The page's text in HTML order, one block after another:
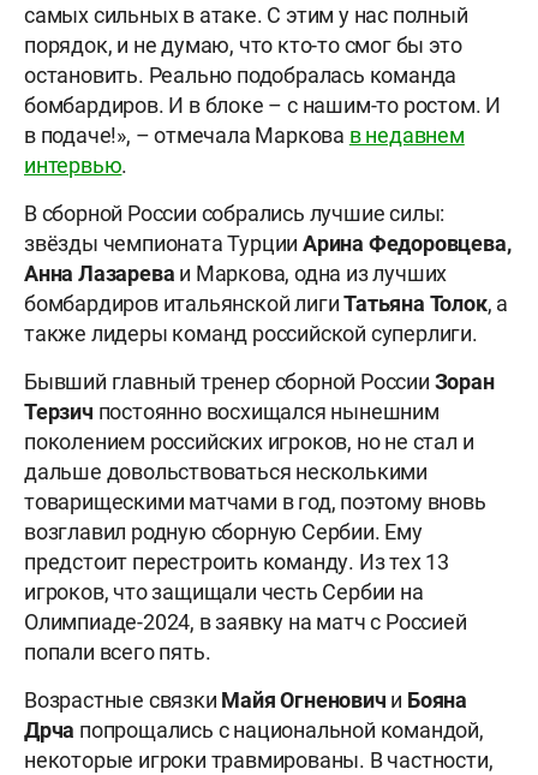
самых сильных в атаке. С этим у нас полный
порядок, и не думаю, что кто-то смог бы это
остановить. Реально подобралась команда
бомбардиров. И в блоке – с нашим-то ростом. И
в подаче!», – отмечала Маркова в недавнем
интервью.
В сборной России собрались лучшие силы:
звёзды чемпионата ТурцииАрина Федоровцева,
Анна Лазарева и Маркова, одна из лучших
бомбардиров итальянской лигиТатьяна Толок, а
также лидеры команд российской суперлиги.
Бывший главный тренер сборной России Зоран
Терзич постоянно восхищался нынешним
поколением российских игроков, но не стал и
дальше довольствоваться несколькими
товарищескими матчами в год, поэтому вновь
возглавил родную сборную Сербии. Ему
предстоит перестроить команду. Из тех 13
игроков, что защищали честь Сербии на
Олимпиаде-2024, в заявку на матч с Россией
попали всего пять.
Возрастные связки Майя Огненович и Бояна
Дрча попрощались с национальной командой,
некоторые игроки травмированы. В частности,